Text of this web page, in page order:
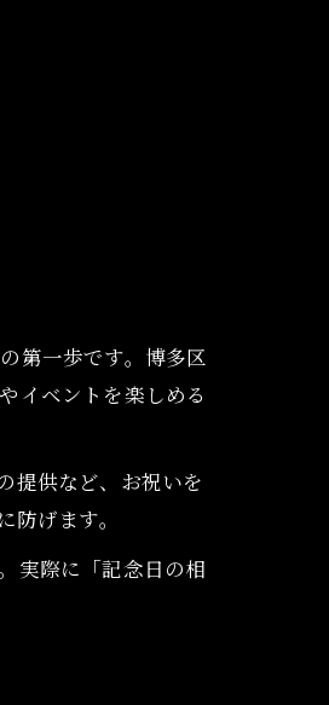
第一歩です。博多区
イベントを楽しめる
提供など、お祝いを
げます。
実際に「記念日の相